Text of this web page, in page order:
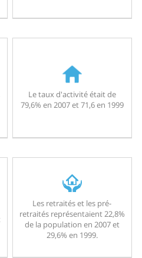
Le taux d'activité était de
79,6% en 2007 et 71,6 en 1999
Les retraités et les pré-
retraités représentaient 22,8%
de la population en 2007 et
29,6% en 1999.